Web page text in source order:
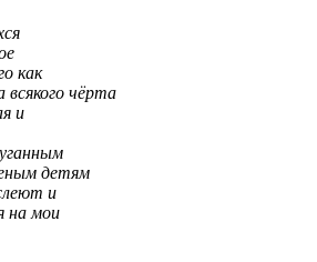
как
чёрта
и
детям
и
на мои